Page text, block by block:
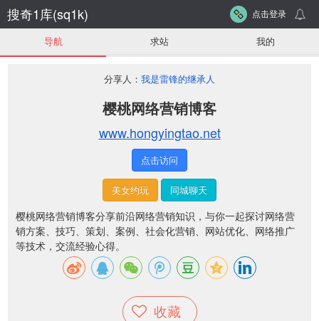
搜奇1库(sq1k) 点击登录
导航 求站 我的
分享人： 我是雷锋的继承人
樱桃网络营销博客
www.hongyingtao.net
点击访问
美女约玩 同城聊天
樱桃网络营销博客分享前沿网络营销知识，与你一起探讨网络营
销方案、技巧、策划、案例、社会化营销、网站优化、网络推广
等技术，交流经验心得。
收藏